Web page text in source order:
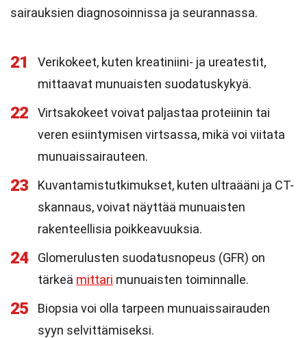
sairauksien diagnosoinnissa ja seurannassa.
21
Verikokeet, kuten kreatiniini- ja ureatestit,
mittaavat munuaisten suodatuskykyä.
22
Virtsakokeet voivat paljastaa proteiinin tai
veren esiintymisen virtsassa, mikä voi viitata
munuaissairauteen.
23
Kuvantamistutkimukset, kuten ultraääni ja CT-
skannaus, voivat näyttää munuaisten
rakenteellisia poikkeavuuksia.
24
Glomerulusten suodatusnopeus (GFR) on
tärkeä mittari munuaisten toiminnalle.
25
Biopsia voi olla tarpeen munuaissairauden
syyn selvittämiseksi.